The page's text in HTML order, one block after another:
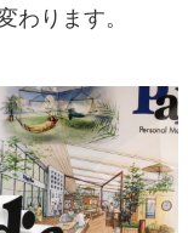
わります。